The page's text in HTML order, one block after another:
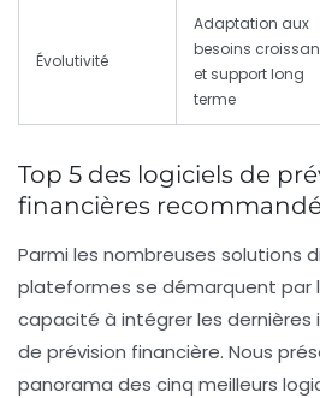
Évolutivité
Adaptation aux
besoins
et support long
terme
Top 5 des logiciels de
financières
Parmi les nombreuses solutions
plateformes se démarquent par
capacité à intégrer les dernières
de prévision financière. Nous
panorama des cinq meilleurs